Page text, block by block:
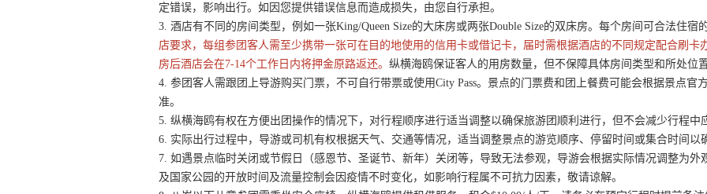
定错误，影响出行。如因您提供错误信息而造成损失，由您自行承担。
3. 酒店有不同的房间类型，例如一张King/Queen Size的大床房或两张Double Size的双床房。每个房间可合法住宿
店要求，每组参团客人需至少携带一张可在目的地使用的信用卡或借记卡，届时需根据酒店的不同规定配合刷
房后酒店会在7-14个工作日内将押金原路返还。 纵横海鸥保证客人的用房数量，但不保障具体房间类型和所处位
4. 参团客人需跟团上导游购买门票，不可自行带票或使用City Pass。景点的门票费和团上餐费可能会根据景点官
准。
5. 纵横海鸥有权在方便出团操作的情况下，对行程顺序进行适当调整以确保旅游团顺利进行，但不会减少行程中
6. 实际出行过程中，导游或司机有权根据天气、交通等情况，适当调整景点的游览顺序、停留时间或集合时间以
7. 如遇景点临时关闭或节假日（感恩节、圣诞节、新年）关闭等，导致无法参观，导游会根据实际情况调整为
及国家公园的开放时间及流量控制会因疫情不时变化，如影响行程属不可抗力因素，敬请谅解。